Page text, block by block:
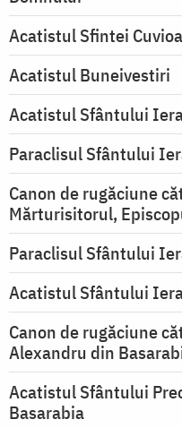
Acatistul Sfintei
Acatistul Buneivestiri
Acatistul Sfântului
Paraclisul Sfântului
Canon de rugăciune
Mărturisitorul,
Paraclisul Sfântului
Acatistul Sfântului
Canon de rugăciune
Alexandru din
Acatistul Sfântului
Basarabia